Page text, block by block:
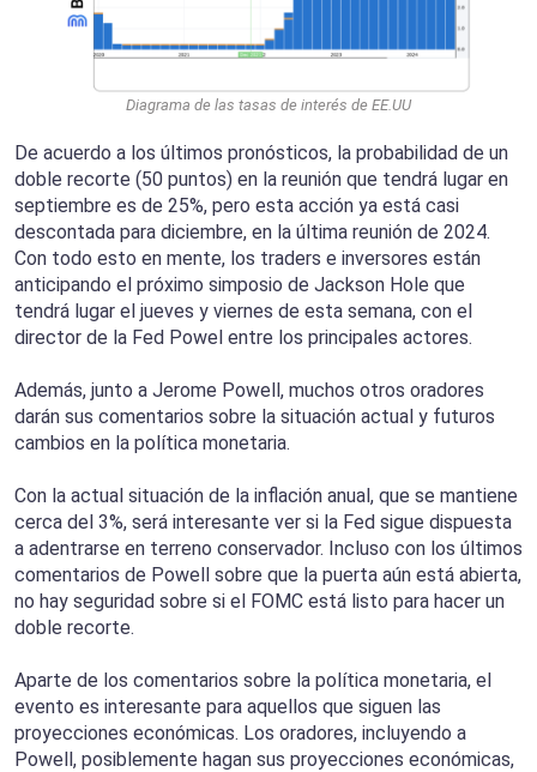
Diagrama de las tasas de interés de EE.UU
De acuerdo a los últimos pronósticos, la probabilidad de un
doble recorte (50 puntos) en la reunión que tendrá lugar en
septiembre es de 25%, pero esta acción ya está casi
descontada para diciembre, en la última reunión de 2024.
Con todo esto en mente, los traders e inversores están
anticipando el próximo simposio de Jackson Hole que
tendrá lugar el jueves y viernes de esta semana, con el
director de la Fed Powel entre los principales actores.
Además, junto a Jerome Powell, muchos otros oradores
darán sus comentarios sobre la situación actual y futuros
cambios en la política monetaria.
Con la actual situación de la inflación anual, que se mantiene
cerca del 3%, será interesante ver si la Fed sigue dispuesta
a adentrarse en terreno conservador. Incluso con los últimos
comentarios de Powell sobre que la puerta aún está abierta,
no hay seguridad sobre si el FOMC está listo para hacer un
doble recorte.
Aparte de los comentarios sobre la política monetaria, el
evento es interesante para aquellos que siguen las
proyecciones económicas. Los oradores, incluyendo a
Powell, posiblemente hagan sus proyecciones económicas,